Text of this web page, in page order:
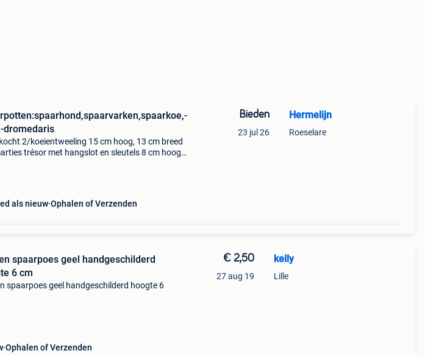
dromedaris
2/koeientweeling 15 cm hoog, 13 cm breed
trésor met hangslot en sleutels 8 cm hoog,
als nieuw Ophalen of Verzenden
Bieden
23 jul 26
Hermelijn
Roeselare
spaarpoes geel handgeschilderd
6 cm
spaarpoes geel handgeschilderd hoogte 6
Ophalen of Verzenden
€ 2,50
27 aug 19
kelly
Lille